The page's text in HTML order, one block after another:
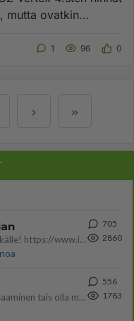
mutta ovatkin
1 96 0
Nyt menee kissalan poikien touhu liian pitkälle! https://www.is.fi/kotimaa/art-2000012193221.html Karu video mopomiiti
705
2860
Menikös öoliisilta yli tuo mppedinkans kisaaminen tais olla melkoinen riski vahigoittaa tarpeettomasti jopa kuolla tuoss
556
1783